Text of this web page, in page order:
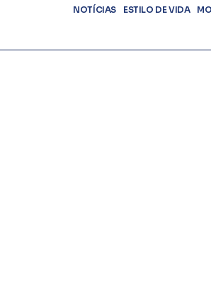
NOTÍCIAS ESTILO DE VIDA